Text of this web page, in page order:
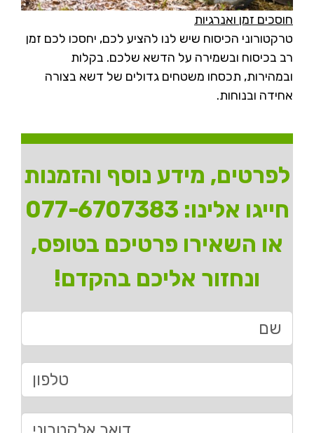
חוסכים זמן ואנרגיות
טרקטורוני הכיסוח שיש לנו להציע לכם, יחסכו לכם זמן
רב בכיסוח ובשמירה על הדשא שלכם. בקלות
ובמהירות, תכסחו משטחים גדולים של דשא בצורה
אחידה ובנוחות.
לפרטים, מידע נוסף והזמנות
חייגו אלינו: 077-6707383
או השאירו פרטיכם בטופס,
ונחזור אליכם בהקדם!